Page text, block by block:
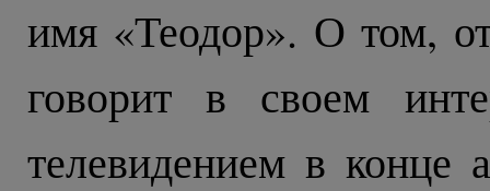
имя «Теодор». О том,
говорит в своем
телевидением в конце